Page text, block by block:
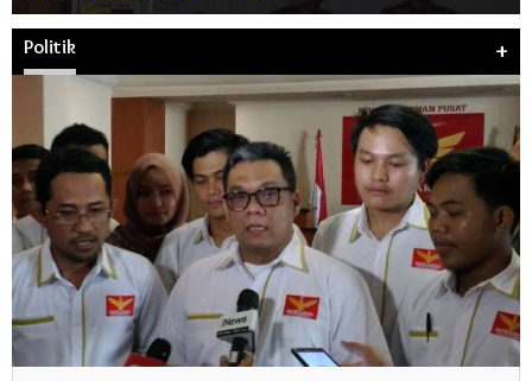
Politik +